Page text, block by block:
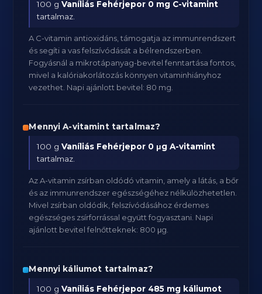
100 gVaníliás Fehérjepor 0 mg C-vitamint
tartalmaz.
A C-vitamin antioxidáns, támogatja az immunrendszert
és segíti a vas felszívódását a bélrendszerben.
Fogyásnál a mikrotápanyag-bevitel fenntartása fontos,
mivel a kalóriakorlátozás könnyen vitaminhiányhoz
vezethet. Napi ajánlott bevitel: 80 mg.
Mennyi A-vitamint tartalmaz?
100 gVaníliás Fehérjepor 0 μg A-vitamint
tartalmaz.
Az A-vitamin zsírban oldódó vitamin, amely a látás, a bőr
és az immunrendszer egészségéhez nélkülözhetetlen.
Mivel zsírban oldódik, felszívódásához érdemes
egészséges zsírforrással együtt fogyasztani. Napi
ajánlott bevitel felnőtteknek: 800 μg.
Mennyi káliumot tartalmaz?
100 gVaníliás Fehérjepor 485 mg káliumot